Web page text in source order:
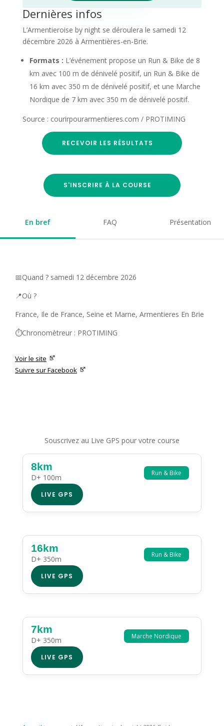
Dernières infos
L’Armentieroise by night se déroulera le samedi 12
décembre 2026 à Armentières-en-Brie.
Formats : L’événement propose un Run & Bike de 8
km avec 100 m de dénivelé positif, un Run & Bike de
16 km avec 350 m de dénivelé positif, et une Marche
Nordique de 7 km avec 350 m de dénivelé positif.
Source : courirpourarmentieres.com / PROTIMING
RECEVOIR LES RÉSULTATS
S'INSCRIRE À LA COURSE
En bref FAQ Présentation
📅Quand ? samedi 12 décembre 2026
📍Où ?
France, Ile de France, Seine et Marne, Armentieres En Brie
⏱️Chronomètreur : PROTIMING
Voir le site
Suivre sur Facebook
Souscrivez au Live GPS pour votre course
Run & Bike
8km
D+ 100m
LIVE GPS
Run & Bike
16km
D+ 350m
LIVE GPS
Marche Nordique
7km
D+ 350m
LIVE GPS